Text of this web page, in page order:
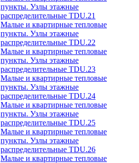
пункты. Узлы этажные
распределительные TDU.21
Малые и квартирные тепловые
пункты. Узлы этажные
распределительные TDU.22
Малые и квартирные тепловые
пункты. Узлы этажные
распределительные TDU.23
Малые и квартирные тепловые
пункты. Узлы этажные
распределительные TDU.24
Малые и квартирные тепловые
пункты. Узлы этажные
распределительные TDU.25
Малые и квартирные тепловые
пункты. Узлы этажные
распределительные TDU.26
Малые и квартирные тепловые